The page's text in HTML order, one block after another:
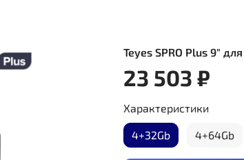
Teyes SPRO Plus 9"
23 503 ₽
Характеристики
4+32Gb 4+64Gb